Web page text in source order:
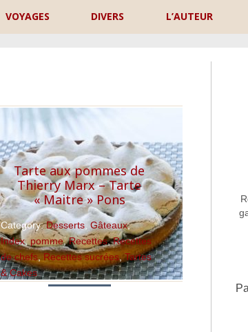
VOYAGES DIVERS L’AUTEUR
Adresse de
Commentaire ou
Tarte aux pommes de
Thierry Marx – Tarte
« Maitre » Pons
Category:Desserts ,Gâteaux,
Index,pomme,Recettes,Recettes
de chefs,Recettes sucrées,Tartes
& Cakes